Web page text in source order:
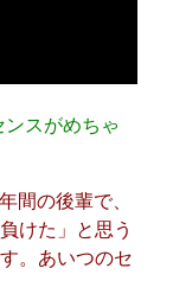
スがめちゃ
間の後輩で、
けた」と思う
。あいつのセ